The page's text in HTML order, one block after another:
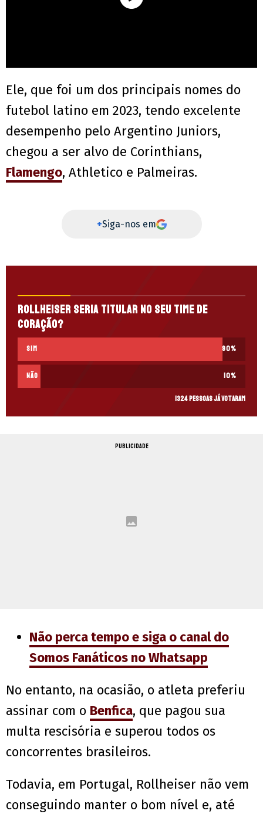
Ele, que foi um dos principais nomes do
futebol latino em 2023, tendo excelente
desempenho pelo Argentino Juniors,
chegou a ser alvo de Corinthians,
Flamengo, Athletico e Palmeiras.
+Siga-nos em
Rollheiser seria titular no seu time de
coração?
Sim 90%
Não 10%
1324 pessoas já votaram
PUBLICIDADE
Não perca tempo e siga o canal do
Somos Fanáticos no Whatsapp
No entanto, na ocasião, o atleta preferiu
assinar com o Benfica, que pagou sua
multa rescisória e superou todos os
concorrentes brasileiros.
Todavia, em Portugal, Rollheiser não vem
conseguindo manter o bom nível e, até